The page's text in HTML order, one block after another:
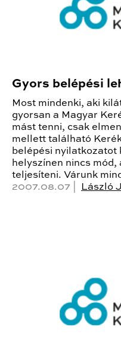
Gyors belépési
Most mindenki, aki
gyorsan a Magyar
mást tenni, csak
mellett található
belépési nyilatkozatot
helyszínen nincs
teljesíteni. Várunk
2007.08.07 |
László